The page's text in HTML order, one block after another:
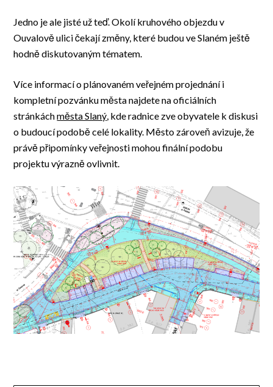
Jedno je ale jisté už teď. Okolí kruhového objezdu v
Ouvalově ulici čekají změny, které budou ve Slaném ještě
hodně diskutovaným tématem.
Více informací o plánovaném veřejném projednání i
kompletní pozvánku města najdete na oficiálních
stránkáchměsta Slaný, kde radnice zve obyvatele k diskusi
o budoucí podobě celé lokality. Město zároveň avizuje, že
právě připomínky veřejnosti mohou finální podobu
projektu výrazně ovlivnit.